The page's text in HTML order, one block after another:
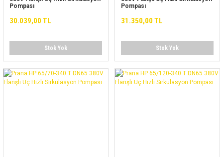
Pompası
30.039,00 TL
Stok Yok
Pompası
31.350,00 TL
Stok Yok